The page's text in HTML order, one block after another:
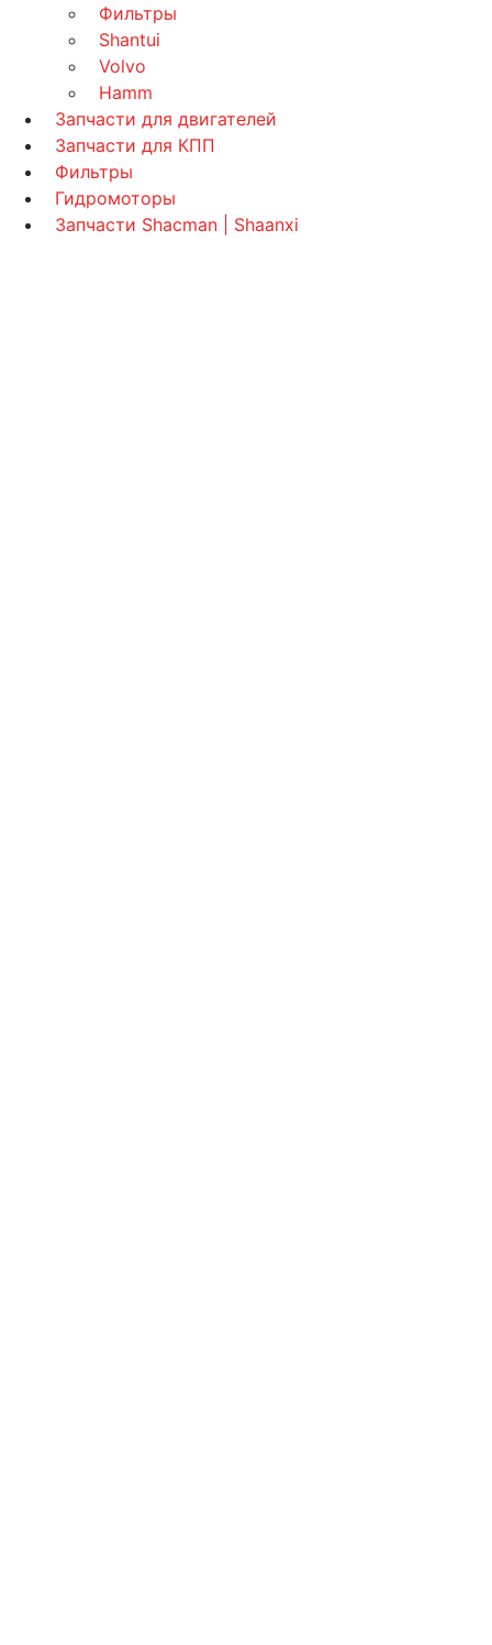
Фильтры
Shantui
Volvo
Hamm
Запчасти для двигателей
Запчасти для КПП
Фильтры
Гидромоторы
Запчасти Shacman | Shaanxi